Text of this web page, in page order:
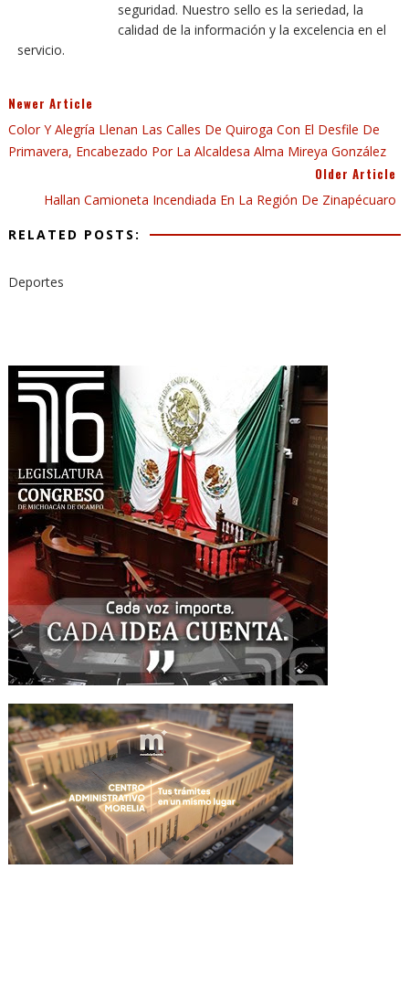
seguridad. Nuestro sello es la seriedad, la
calidad de la información y la excelencia en el
servicio.
Newer Article
Color Y Alegría Llenan Las Calles De Quiroga Con El Desfile De
Primavera, Encabezado Por La Alcaldesa Alma Mireya González
Older Article
Hallan Camioneta Incendiada En La Región De Zinapécuaro
RELATED POSTS:
Deportes